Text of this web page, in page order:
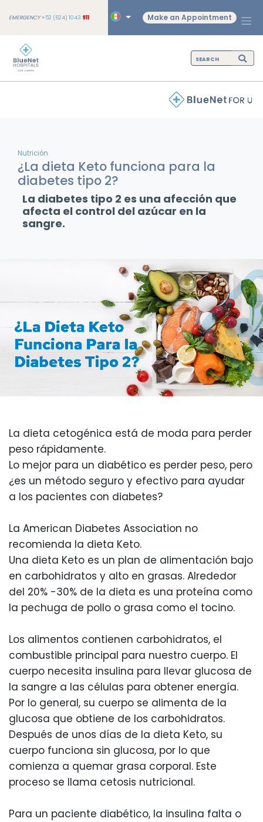
EMERGENCY+52 (624) 1043 911 Make an Appointment
Nutrición
¿La dieta Keto funciona para la
diabetes tipo 2?
La diabetes tipo 2 es una afección que
afecta el control del azúcar en la
sangre.
La dieta cetogénica está de moda para perder
peso rápidamente.
Lo mejor para un diabético es perder peso, pero
¿es un método seguro y efectivo para ayudar
a los pacientes con diabetes?
La American Diabetes Association no
recomienda la dieta Keto.
Una dieta Keto es un plan de alimentación bajo
en carbohidratos y alto en grasas. Alrededor
del 20% -30% de la dieta es una proteína como
la pechuga de pollo o grasa como el tocino.
Los alimentos contienen carbohidratos, el
combustible principal para nuestro cuerpo. El
cuerpo necesita insulina para llevar glucosa de
la sangre a las células para obtener energía.
Por lo general, su cuerpo se alimenta de la
glucosa que obtiene de los carbohidratos.
Después de unos días de la dieta Keto, su
cuerpo funciona sin glucosa, por lo que
comienza a quemar grasa corporal. Este
proceso se llama cetosis nutricional.
Para un paciente diabético, la insulina falta o